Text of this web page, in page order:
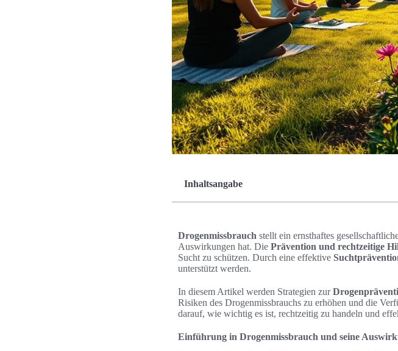
Inhaltsangabe
Drogenmissbrauch stellt ein ernsthaftes
Auswirkungen hat. Die Prävention und rechtzeitige
Sucht zu schützen. Durch eine effektive
unterstützt werden.
In diesem Artikel werden Strategien zur
Risiken des Drogenmissbrauchs zu erhöhen und die
darauf, wie wichtig es ist, rechtzeitig zu handeln und
Einführung in Drogenmissbrauch und seine